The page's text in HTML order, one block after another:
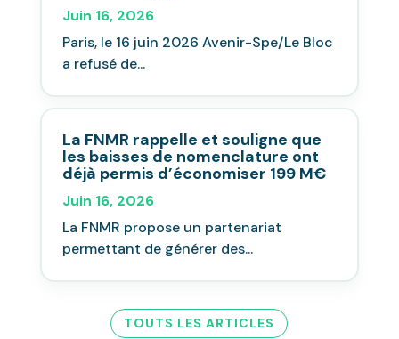
Juin 16, 2026
Paris, le 16 juin 2026 Avenir-Spe/Le Bloc
a refusé de...
La FNMR rappelle et souligne que
les baisses de nomenclature ont
déjà permis d’économiser 199 M€
Juin 16, 2026
La FNMR propose un partenariat
permettant de générer des...
TOUTS LES ARTICLES